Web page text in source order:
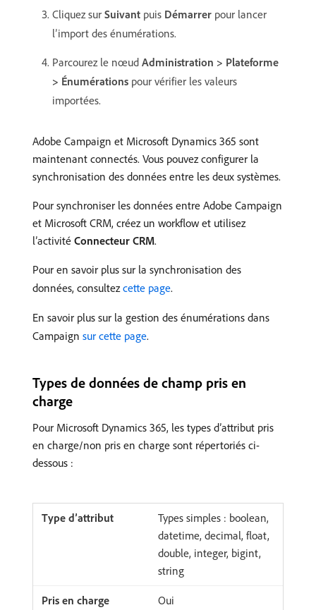
Cliquez sur Suivant puis Démarrer pour lancer
l’import des énumérations.
Parcourez le nœud Administration > Plateforme
> Énumérations pour vérifier les valeurs
importées.
Adobe Campaign et Microsoft Dynamics 365 sont
maintenant connectés. Vous pouvez configurer la
synchronisation des données entre les deux systèmes.
Pour synchroniser les données entre Adobe Campaign
et Microsoft CRM, créez un workflow et utilisez
l’activité Connecteur CRM.
Pour en savoir plus sur la synchronisation des
données, consultezcette page.
En savoir plus sur la gestion des énumérations dans
Campaign sur cette page.
Types de données de champ pris en
charge
Pour Microsoft Dynamics 365, les types d’attribut pris
en charge/non pris en charge sont répertoriés ci-
dessous :
Types simples : boolean,
datetime, decimal, float,
double, integer, bigint,
string
Oui